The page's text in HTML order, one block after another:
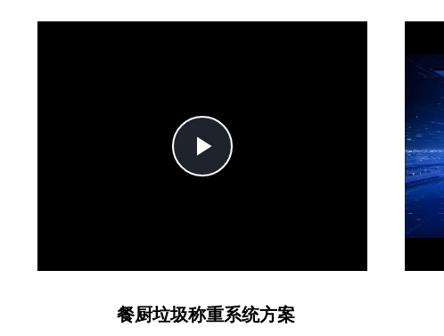
Play
餐厨垃圾称重系统方案